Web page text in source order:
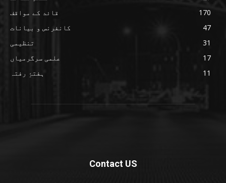
قائد کے مواقف
170
کانفرنس و بیانات
47
تنظیمی
31
علمی سرگرمیاں
17
ہفتۂِ رفتہ
11
Contact US